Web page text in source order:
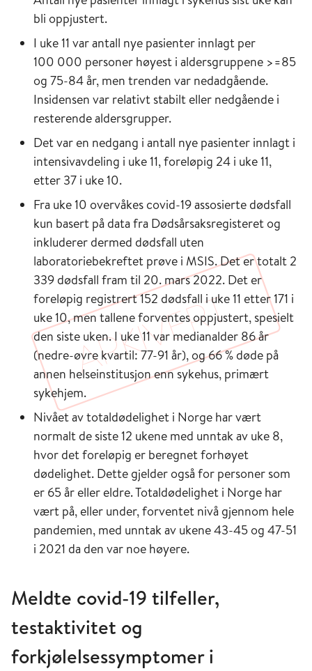
bli oppjustert.
I uke 11 var antall nye pasienter innlagt per
100 000 personer høyest i aldersgruppene >=85
og 75-84 år, men trenden var nedadgående.
Insidensen var relativt stabilt eller nedgående i
resterende aldersgrupper.
Det var en nedgang i antall nye pasienter innlagt i
intensivavdeling i uke 11, foreløpig 24 i uke 11,
etter 37 i uke 10.
Fra uke 10 overvåkes covid-19 assosierte dødsfall
kun basert på data fra Dødsårsaksregisteret og
inkluderer dermed dødsfall uten
laboratoriebekreftet prøve i MSIS. Det er totalt 2
339 dødsfall fram til 20. mars 2022. Det er
foreløpig registrert 152 dødsfall i uke 11 etter 171 i
uke 10, men tallene forventes oppjustert, spesielt
den siste uken. I uke 11 var medianalder 86 år
(nedre-øvre kvartil: 77-91 år), og 66 % døde på
annen helseinstitusjon enn sykehus, primært
sykehjem.
Nivået av totaldødelighet i Norge har vært
normalt de siste 12 ukene med unntak av uke 8,
hvor det foreløpig er beregnet forhøyet
dødelighet. Dette gjelder også for personer som
er 65 år eller eldre. Totaldødelighet i Norge har
vært på, eller under, forventet nivå gjennom hele
pandemien, med unntak av ukene 43-45 og 47-51
i 2021 da den var noe høyere.
Meldte covid-19 tilfeller,
testaktivitet og
forkjølelsessymptomer i